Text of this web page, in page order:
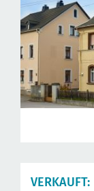
VERKAUFT: